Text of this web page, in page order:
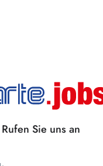
Sie uns an